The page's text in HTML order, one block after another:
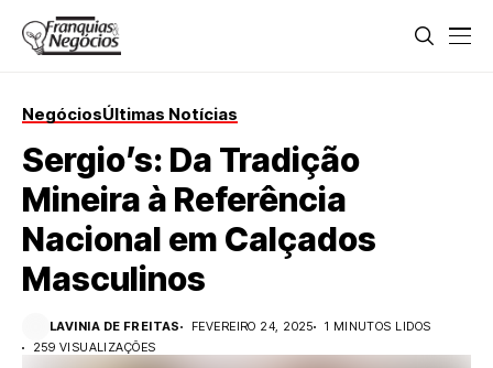
NegóciosÚltimas Notícias
Sergio’s: Da Tradição
Mineira à Referência
Nacional em Calçados
Masculinos
LAVINIA DE FREITAS FEVEREIRO 24, 2025
1 MINUTOS LIDOS
259 VISUALIZAÇÕES